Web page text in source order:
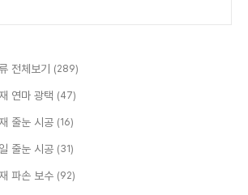
전체보기 (289)
연마 광택 (47)
줄눈 시공 (16)
줄눈 시공 (31)
파손 보수 (92)